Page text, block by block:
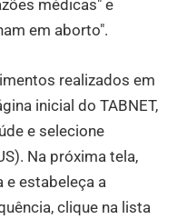
médicas" e
em aborto".
realizados em
inicial do TABNET,
e selecione
Na próxima tela,
e estabeleça a
clique na lista